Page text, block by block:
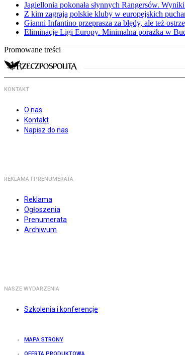
Jagiellonia pokonała słynnych Rangersów.
Z kim zagrają polskie kluby w europejskich
Gianni Infantino przeprasza za błędy, ale też
Eliminacje Ligi Europy. Minimalna porażka w
Promowane treści
KONTAKT
O nas
Kontakt
Napisz do nas
REKLAMA I PRENUMERATA
Reklama
Ogłoszenia
Prenumerata
Archiwum
NASZE WYDARZENIA
Szkolenia i konferencje
MAPA STRONY